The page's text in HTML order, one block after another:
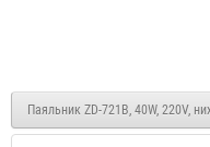
Паяльник ZD-721B, 40W, 220V,